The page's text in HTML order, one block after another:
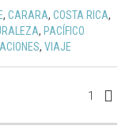
, CARARA, COSTA RICA,
, PACÍFICO
, VIAJE
1